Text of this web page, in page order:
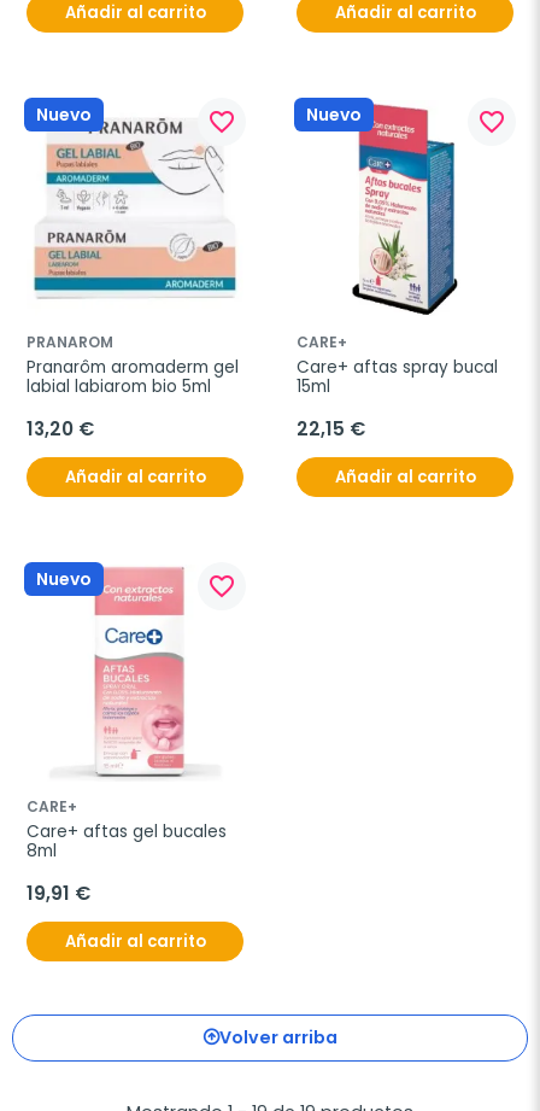
Añadir al carrito Añadir al carrito
Nuevo favorite_border
PRANAROM
Pranarôm aromaderm gel
labial labiarom bio 5ml
13,20 €
Añadir al carrito
Nuevo favorite_border
CARE+
Care+ aftas spray bucal
15ml
22,15 €
Añadir al carrito
Nuevo favorite_border
CARE+
Care+ aftas gel bucales
8ml
19,91 €
Añadir al carrito
Volver arriba